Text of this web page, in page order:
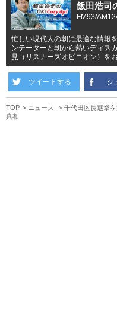
飯田浩司
FM93/
忙しい現代人の朝に最適な情報
ンテーターと朝から熱いディス
見（リスナーズオピニオン）を
ツイートする シ
TOP ニュース
千代田区長選挙
真相